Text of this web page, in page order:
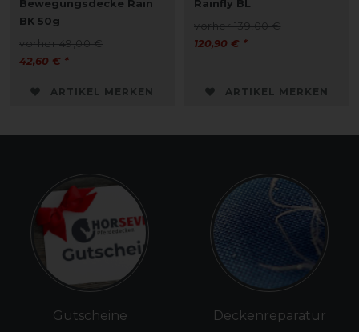
Bewegungsdecke Rain
BK 50g
vorher 49,00 €
42,60 € *
ARTIKEL MERKEN
Rainfly BL
vorher 139,00 €
120,90 € *
ARTIKEL MERKEN
Gutscheine Deckenreparatur